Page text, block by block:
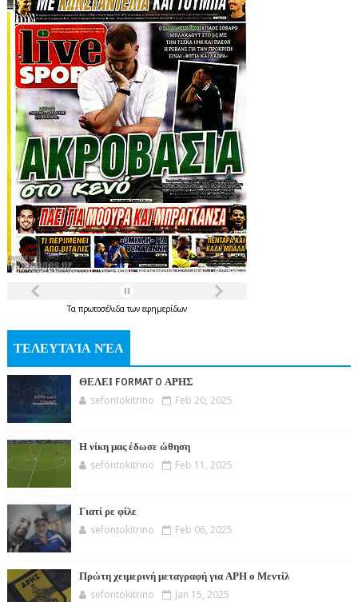
Τα πρωτοσέλιδατων εφημερίδων
ΤΕΛΕΥΤΑΊΑ ΝΈΑ
ΘΕΛΕΙ FORMAT O ΑΡΗΣ
sefontokitrino Feb 20, 2025
Η νίκη μας έδωσε ώθηση
sefontokitrino Feb 11, 2025
Γιατί ρε φίλε
sefontokitrino Feb 06, 2025
Πρώτη χειμερινή μεταγραφή για ΑΡΗ ο Μεντίλ
sefontokitrino Jan 15, 2025